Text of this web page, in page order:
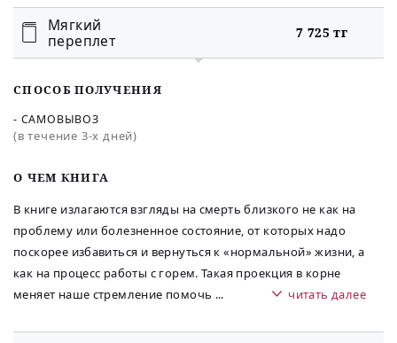
O ЧЕМ КНИГА
В книге излагаются взгляды на смерть близкого не как на
проблему или болезненное состояние, от которых надо
поскорее избавиться и вернуться к «нормальной» жизни, а
как на процесс работы с горем. Такая проекция в корне
меняет наше стремление помочь ... читать далее
Мягкий
переплет
7 725 тг
СПОСОБ ПОЛУЧЕНИЯ
- САМОВЫВОЗ
(в течение 3-х дней)